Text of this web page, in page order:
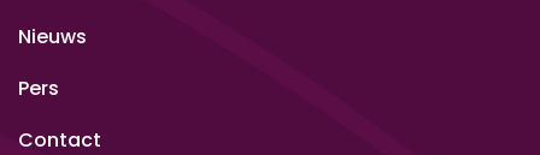
Nieuws
Pers
Contact